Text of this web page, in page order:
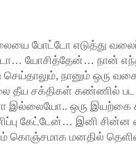
போட்டோ எடுத்து
டா… யோசித்தேன்… நான்
நானும் ஒரு
தீய சக்திகள் கண்ணில் பட
இல்லையோ.. ஒரு இயற்கை
கேட்டேன்… இனி சின்ன
மனதில்